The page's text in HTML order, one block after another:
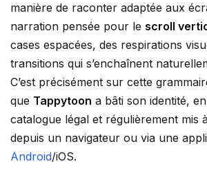
manière de raconter adaptée aux
narration pensée pour le scroll
cases espacées, des respirations
transitions qui s’enchaînent
C’est précisément sur cette
que Tappytoon a bâti son identité,
catalogue légal et régulièrement mis
depuis un navigateur ou via une
Android/iOS.